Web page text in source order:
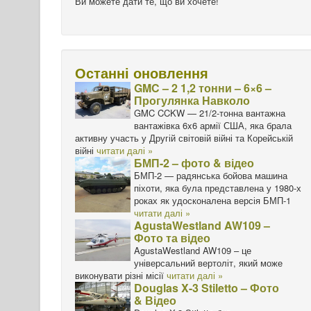
Останні оновлення
GMC – 2 1,2 тонни – 6×6 –
Прогулянка Навколо
GMC CCKW — 21/2-тонна вантажна
вантажівка 6x6 армії США, яка брала
активну участь у Другій світовій війні та Корейській
війні читати далі »
БМП-2 – фото & відео
БМП-2 — радянська бойова машина
піхоти, яка була представлена у 1980-х
роках як удосконалена версія БМП-1
читати далі »
AgustaWestland AW109 –
Фото та відео
AgustaWestland AW109 – це
універсальний вертоліт, який може
виконувати різні місії читати далі »
Douglas X-3 Stiletto – Фото
& Відео